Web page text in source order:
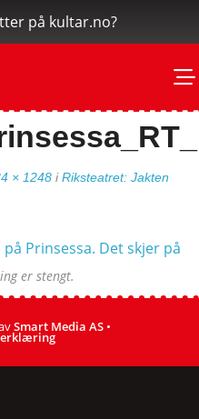
på kultar.no?
× 1248 iRiksteatret: Jakten
er stengt.
Smart Media AS •